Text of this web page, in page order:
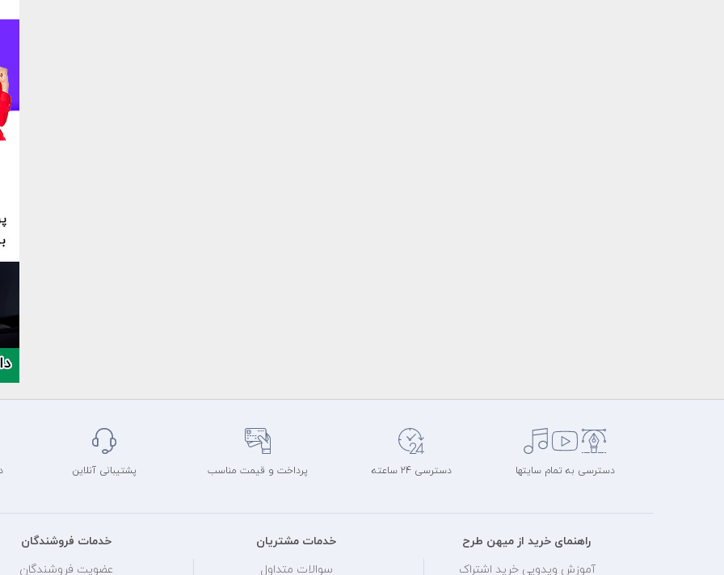
دسترسی به تمام سایتها دسترسی 24 ساعته پرداخت و قیمت مناسب پشتیبانی آنلاین
راهنمای خرید از میهن طرح
آموزش ویدویی خرید اشتراک
خدمات مشتریان
سوالات متداول
خدمات فروشندگان
عضویت فروشندگان